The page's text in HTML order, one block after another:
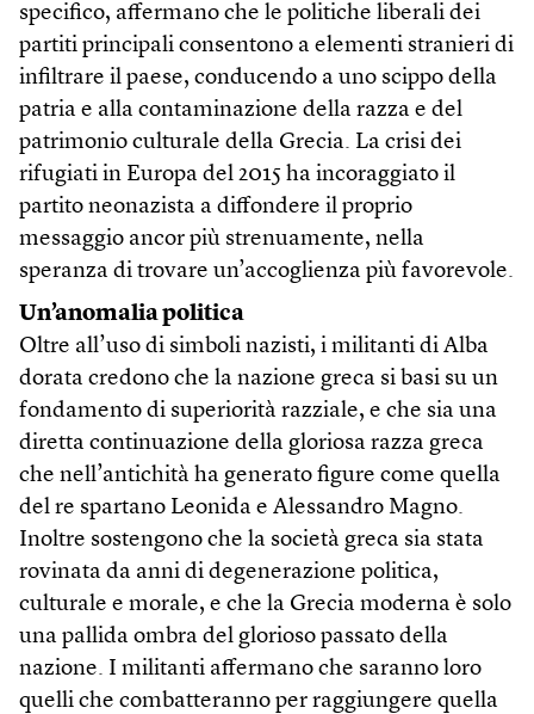
specifico, affermano che le politiche liberali dei
partiti principali consentono a elementi stranieri di
infiltrare il paese, conducendo a uno scippo della
patria e alla contaminazione della razza e del
patrimonio culturale della Grecia. La crisi dei
rifugiati in Europa del 2015 ha incoraggiato il
partito neonazista a diffondere il proprio
messaggio ancor più strenuamente, nella
speranza di trovare un’accoglienza più favorevole.
Un’anomalia politica
Oltre all’uso di simboli nazisti, i militanti di Alba
dorata credono che la nazione greca si basi su un
fondamento di superiorità razziale, e che sia una
diretta continuazione della gloriosa razza greca
che nell’antichità ha generato figure come quella
del re spartano Leonida e Alessandro Magno.
Inoltre sostengono che la società greca sia stata
rovinata da anni di degenerazione politica,
culturale e morale, e che la Grecia moderna è solo
una pallida ombra del glorioso passato della
nazione. I militanti affermano che saranno loro
quelli che combatteranno per raggiungere quella